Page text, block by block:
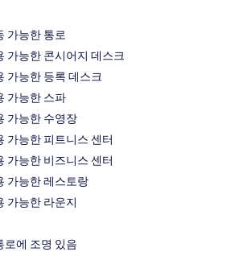
가능한 통로
가능한 콘시어지 데스크
가능한 등록 데스크
가능한 스파
가능한 수영장
가능한 피트니스 센터
가능한 비즈니스 센터
가능한 레스토랑
가능한 라운지
로에 조명 있음